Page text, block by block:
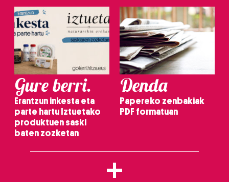
Gure berri.
Erantzun inkesta eta
parte hartu Iztuetako
produktuen saski
baten zozketan
Denda
Papereko zenbakiak
PDF formatuan
+